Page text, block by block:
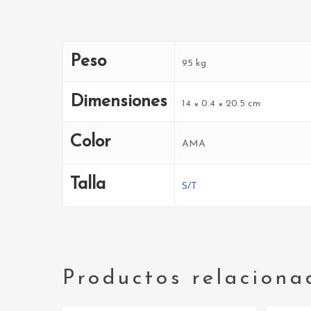
Peso 95 kg
Dimensiones 14 × 0.4 × 20.5 cm
Color AMA
Talla S/T
Productos